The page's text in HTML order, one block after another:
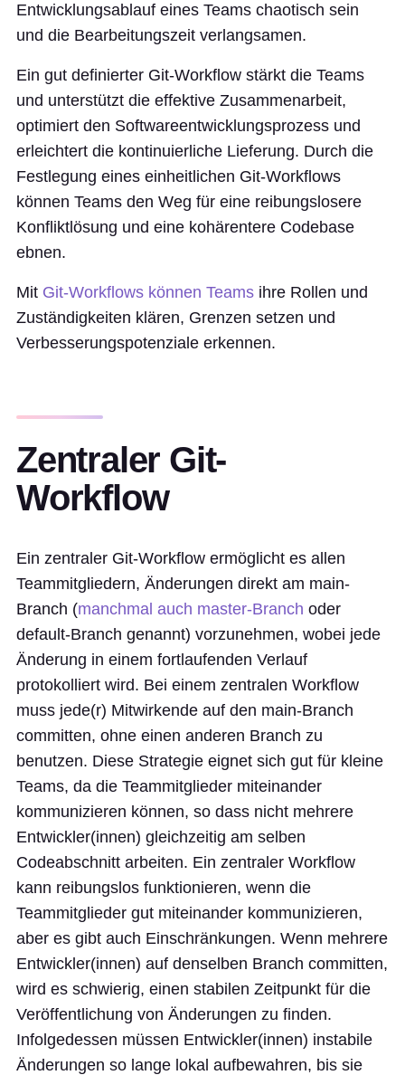
Entwicklungsablauf eines Teams chaotisch sein
und die Bearbeitungszeit verlangsamen.
Ein gut definierter Git-Workflow stärkt die Teams
und unterstützt die effektive Zusammenarbeit,
optimiert den Softwareentwicklungsprozess und
erleichtert die kontinuierliche Lieferung. Durch die
Festlegung eines einheitlichen Git-Workflows
können Teams den Weg für eine reibungslosere
Konfliktlösung und eine kohärentere Codebase
ebnen.
Mit Git-Workflows können Teams ihre Rollen und
Zuständigkeiten klären, Grenzen setzen und
Verbesserungspotenziale erkennen.
Zentraler Git-
Workflow
Ein zentraler Git-Workflow ermöglicht es allen
Teammitgliedern, Änderungen direkt am main-
Branch (manchmal auch master-Branch oder
default-Branch genannt) vorzunehmen, wobei jede
Änderung in einem fortlaufenden Verlauf
protokolliert wird. Bei einem zentralen Workflow
muss jede(r) Mitwirkende auf den main-Branch
committen, ohne einen anderen Branch zu
benutzen. Diese Strategie eignet sich gut für kleine
Teams, da die Teammitglieder miteinander
kommunizieren können, so dass nicht mehrere
Entwickler(innen) gleichzeitig am selben
Codeabschnitt arbeiten. Ein zentraler Workflow
kann reibungslos funktionieren, wenn die
Teammitglieder gut miteinander kommunizieren,
aber es gibt auch Einschränkungen. Wenn mehrere
Entwickler(innen) auf denselben Branch committen,
wird es schwierig, einen stabilen Zeitpunkt für die
Veröffentlichung von Änderungen zu finden.
Infolgedessen müssen Entwickler(innen) instabile
Änderungen so lange lokal aufbewahren, bis sie